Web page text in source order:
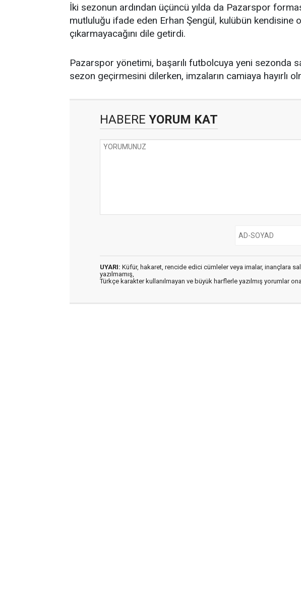
İki sezonun ardından üçüncü yılda da Pazarspor
mutluluğu ifade eden Erhan Şengül, kulübün kendisine
çıkarmayacağını dile getirdi.
Pazarspor yönetimi, başarılı futbolcuya yeni sezonda
sezon geçirmesini dilerken, imzaların camiaya hayırlı
HABERE YORUM KAT
UYARI: Küfür, hakaret, rencide edici cümleler veya imalar, inançlara
yazılmamış,
Türkçe karakter kullanılmayan ve büyük harflerle yazılmış yorumlar